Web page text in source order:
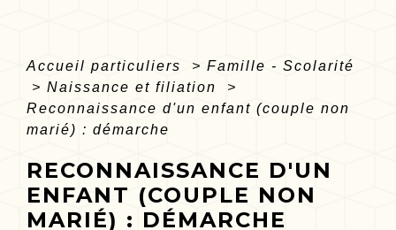
Accueil particuliers > Famille - Scolarité
> Naissance et filiation
>
Reconnaissance d'un enfant (couple non
marié) : démarche
RECONNAISSANCE D'UN
ENFANT (COUPLE NON
MARIÉ) : DÉMARCHE